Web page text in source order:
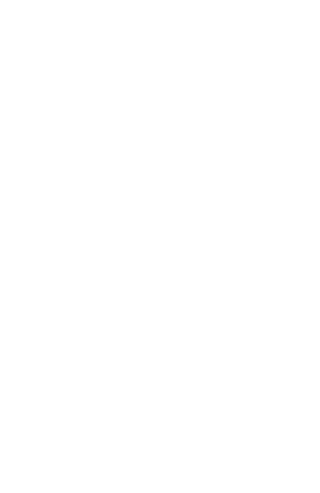
Person“) beziehen. Als
zu einer Kennnummer, zu
psychischen,
verarbeitet werden.
Daten, wie das
die Offenlegung durch